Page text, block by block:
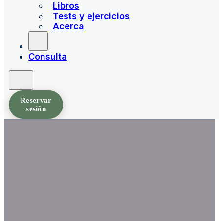
Libros
Tests y ejercicios
Acerca
Consulta
Reservar
sesión